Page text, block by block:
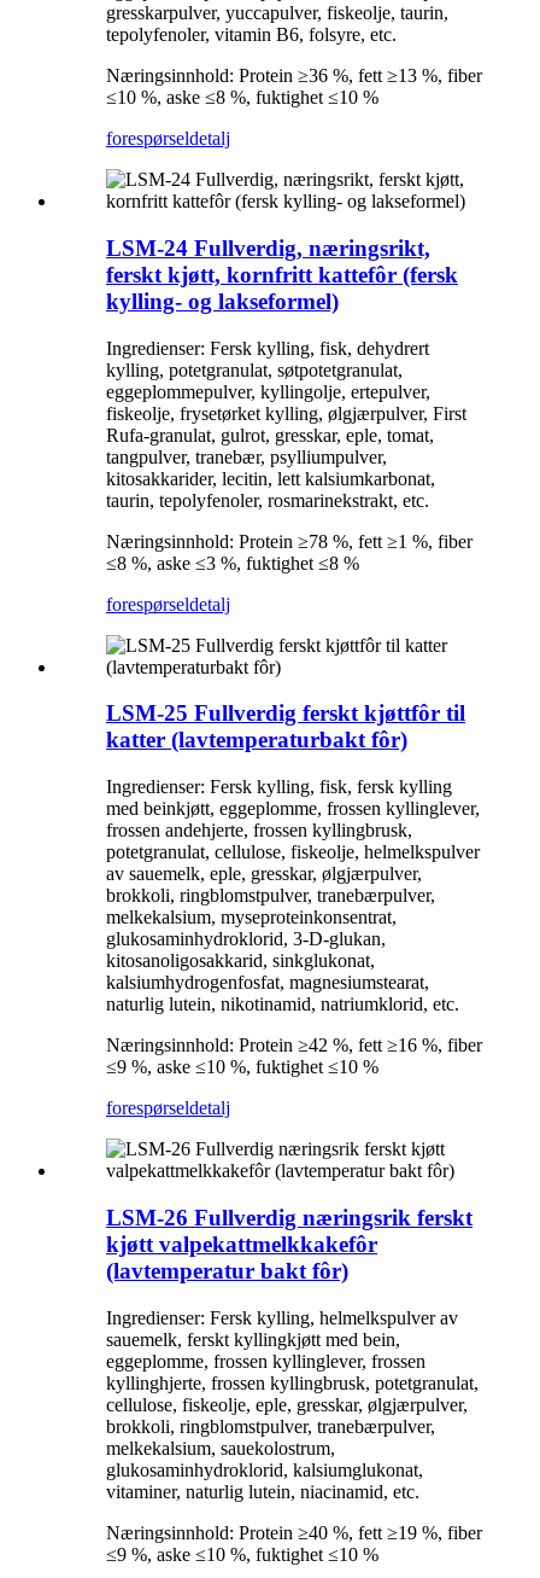
gresskarpulver, yuccapulver, fiskeolje, taurin,
tepolyfenoler, vitamin B6, folsyre, etc.
Næringsinnhold: Protein ≥36 %, fett ≥13 %, fiber
≤10 %, aske ≤8 %, fuktighet ≤10 %
forespørseldetalj
LSM-24 Fullverdig, næringsrikt,
ferskt kjøtt, kornfritt kattefôr (fersk
kylling- og lakseformel)
Ingredienser: Fersk kylling, fisk, dehydrert
kylling, potetgranulat, søtpotetgranulat,
eggeplommepulver, kyllingolje, ertepulver,
fiskeolje, frysetørket kylling, ølgjærpulver, First
Rufa-granulat, gulrot, gresskar, eple, tomat,
tangpulver, tranebær, psylliumpulver,
kitosakkarider, lecitin, lett kalsiumkarbonat,
taurin, tepolyfenoler, rosmarinekstrakt, etc.
Næringsinnhold: Protein ≥78 %, fett ≥1 %, fiber
≤8 %, aske ≤3 %, fuktighet ≤8 %
forespørseldetalj
LSM-25 Fullverdig ferskt kjøttfôr til
katter (lavtemperaturbakt fôr)
Ingredienser: Fersk kylling, fisk, fersk kylling
med beinkjøtt, eggeplomme, frossen kyllinglever,
frossen andehjerte, frossen kyllingbrusk,
potetgranulat, cellulose, fiskeolje, helmelkspulver
av sauemelk, eple, gresskar, ølgjærpulver,
brokkoli, ringblomstpulver, tranebærpulver,
melkekalsium, myseproteinkonsentrat,
glukosaminhydroklorid, 3-D-glukan,
kitosanoligosakkarid, sinkglukonat,
kalsiumhydrogenfosfat, magnesiumstearat,
naturlig lutein, nikotinamid, natriumklorid, etc.
Næringsinnhold: Protein ≥42 %, fett ≥16 %, fiber
≤9 %, aske ≤10 %, fuktighet ≤10 %
forespørseldetalj
LSM-26 Fullverdig næringsrik ferskt
kjøtt valpekattmelkkakefôr
(lavtemperatur bakt fôr)
Ingredienser: Fersk kylling, helmelkspulver av
sauemelk, ferskt kyllingkjøtt med bein,
eggeplomme, frossen kyllinglever, frossen
kyllinghjerte, frossen kyllingbrusk, potetgranulat,
cellulose, fiskeolje, eple, gresskar, ølgjærpulver,
brokkoli, ringblomstpulver, tranebærpulver,
melkekalsium, sauekolostrum,
glukosaminhydroklorid, kalsiumglukonat,
vitaminer, naturlig lutein, niacinamid, etc.
Næringsinnhold: Protein ≥40 %, fett ≥19 %, fiber
≤9 %, aske ≤10 %, fuktighet ≤10 %